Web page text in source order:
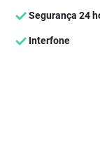
Segurança 24
Interfone